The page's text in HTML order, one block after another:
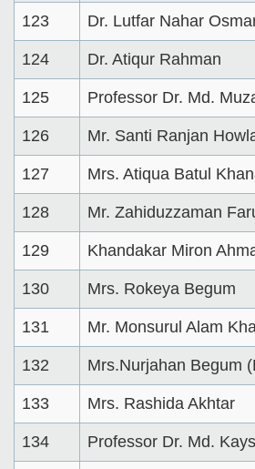
123 Dr. Lutfar Nahar
124 Dr. Atiqur Rahman
125 Professor Dr. Md.
126 Mr. Santi Ranjan
127 Mrs. Atiqua Batul
128 Mr. Zahiduzzaman
129 Khandakar Miron
130 Mrs. Rokeya Begum
131 Mr. Monsurul Alam
132 Mrs.Nurjahan Begum
133 Mrs. Rashida Akhtar
134 Professor Dr. Md.